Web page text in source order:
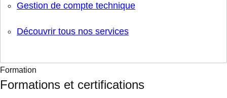
Gestion de compte technique
Découvrir tous nos services
Formation
Formations et certifications